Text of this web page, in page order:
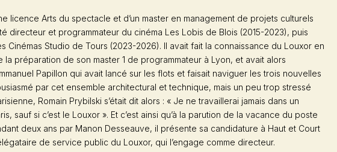
licence Arts du spectacle et d’un master en management de projets culturels
directeur et programmateur du cinéma Les Lobis de Blois (2015-2023), puis
Cinémas Studio de Tours (2023-2026). Il avait fait la connaissance du Louxor en
la préparation de son master 1 de programmateur à Lyon, et avait alors
Papillon qui avait lancé sur les flots et faisait naviguer les trois nouvelles
par cet ensemble architectural et technique, mais un peu trop stressé
Romain Prybilski s’était dit alors : « Je ne travaillerai jamais dans un
sauf si c’est le Louxor ». Et c’est ainsi qu’à la parution de la vacance du poste
deux ans par Manon Desseauve, il présente sa candidature à Haut et Court
de service public du Louxor, qui l’engage comme directeur.